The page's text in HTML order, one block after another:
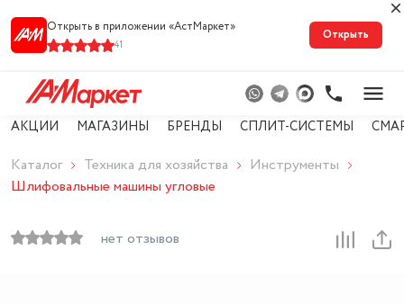
Открыть в приложении «АстМарке‪т‬»
41
Открыть
АКЦИИ МАГАЗИНЫ БРЕНДЫ СПЛИТ-СИСТЕМЫ
Каталог Техника для хозяйства
Инструменты
Шлифовальные машины угловые
нет отзывов